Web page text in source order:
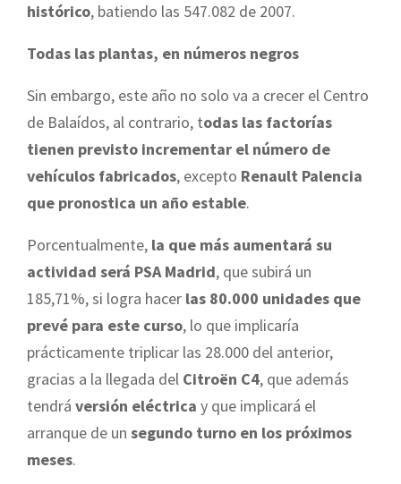
histórico, batiendo las 547.082 de 2007.
Todas las plantas, en números negros
Sin embargo, este año no solo va a crecer el Centro
de Balaídos, al contrario, todas las factorías
tienen previsto incrementar el número de
vehículos fabricados, excepto Renault Palencia
que pronostica un año estable.
Porcentualmente, la que más aumentará su
actividad será PSA Madrid, que subirá un
185,71%, si logra hacer las 80.000 unidades que
prevé para este curso, lo que implicaría
prácticamente triplicar las 28.000 del anterior,
gracias a la llegada del Citroën C4, que además
tendrá versión eléctrica y que implicará el
arranque de un segundo turno en los próximos
meses.